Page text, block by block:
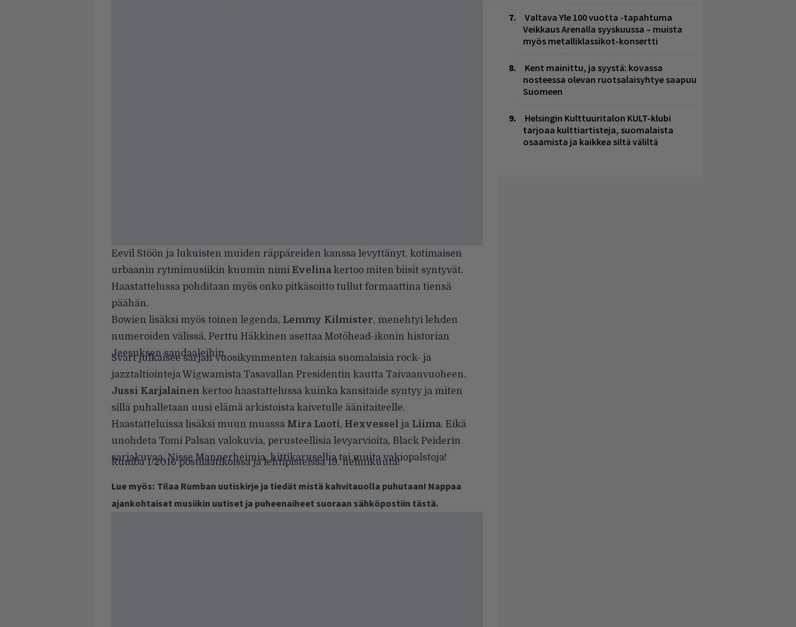
Eevil Stöön ja lukuisten muiden räppäreiden kanssa levyttänyt, kotimaisen
urbaanin rytmimusiikin kuumin nimi Evelina kertoo miten biisit syntyvät.
Haastattelussa pohditaan myös onko pitkäsoitto tullut formaattina tiensä
päähän.
Bowien lisäksi myös toinen legenda, Lemmy Kilmister, menehtyi lehden
numeroiden välissä. Perttu Häkkinen asettaa Motöhead-ikonin historian
Jeesuksen sandaaleihin.
Svart julkaisee sarjan vuosikymmenten takaisia suomalaisia rock- ja
jazztaltiointeja Wigwamista Tasavallan Presidentin kautta Taivaanvuoheen.
Jussi Karjalainen kertoo haastattelussa kuinka kansitaide syntyy ja miten
sillä puhalletaan uusi elämä arkistoista kaivetulle äänitaiteelle.
Haastatteluissa lisäksi muun muassa Mira Luoti, Hexvessel ja Liima. Eikä
unohdeta Tomi Palsan valokuvia, perusteellisia levyarvioita, Black Peiderin
sarjakuvaa, Nisse Mannerheimia, hittikarusellia tai muita vakiopalstoja!
Rumba 1/2016 postilaatikoissa ja lehtipisteissä 19. helmikuuta!
Lue myös: Tilaa Rumban uutiskirje ja tiedät mistä kahvitauolla puhutaan! Nappaa
ajankohtaiset musiikin uutiset ja puheenaiheet suoraan sähköpostiin tästä.
Valtava Yle 100 vuotta -tapahtuma
Veikkaus Arenalla syyskuussa – muista
myös metalliklassikot-konsertti
Kent mainittu, ja syystä: kovassa
nosteessa olevan ruotsalaisyhtye saapuu
Suomeen
Helsingin Kulttuuritalon KULT-klubi
tarjoaa kulttiartisteja, suomalaista
osaamista ja kaikkea siltä väliltä